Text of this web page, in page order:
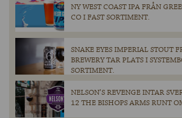
NY WEST COAST IPA FRÅN
CO I FAST SORTIMENT.
SNAKE EYES IMPERIAL STOUT
BREWERY TAR PLATS I
SORTIMENT.
NELSON’S REVENGE INTAR
12 THE BISHOPS ARMS RUNT